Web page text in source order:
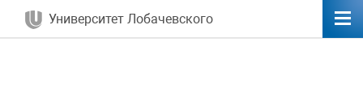
Университет Лобачевского